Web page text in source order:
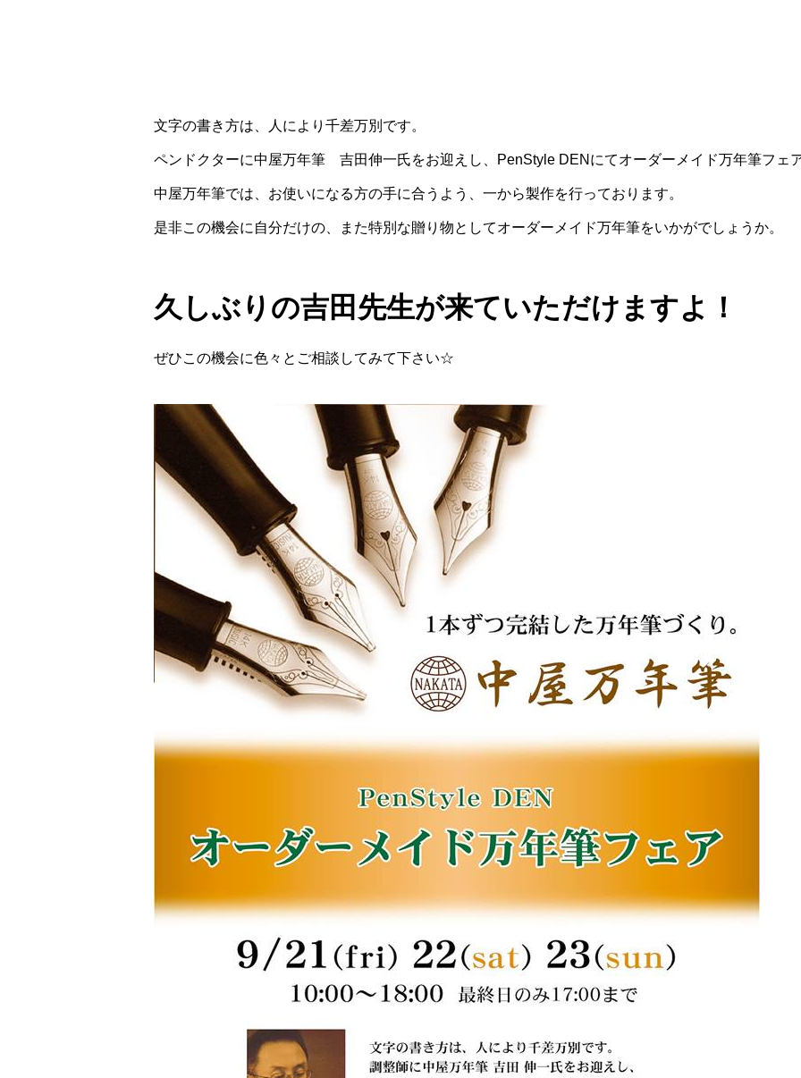
文字の書き方は、人により千差万別です。
ペンドクターに中屋万年筆 吉田伸一氏をお迎えし、PenStyle DENにてオーダーメイド万年筆フェ
中屋万年筆では、お使いになる方の手に合うよう、一から製作を行っております。
是非この機会に自分だけの、また特別な贈り物としてオーダーメイド万年筆をいかがでしょうか。
久しぶりの吉田先生が来ていただけますよ！
ぜひこの機会に色々とご相談してみて下さい☆